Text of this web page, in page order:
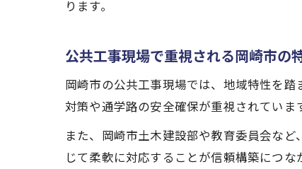
ります。
公共工事現場で重視される岡崎市の
岡崎市の公共工事現場では、地域特性を
対策や通学路の安全確保が重視されていま
また、岡崎市土木建設部や教育委員会な
じて柔軟に対応することが信頼構築につな